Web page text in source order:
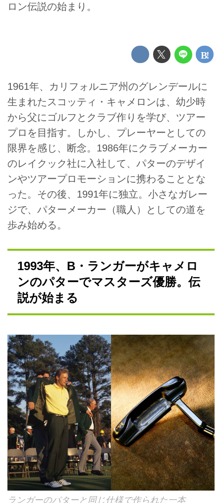
ロン伝説の始まり。
1961年、カリフォルニア州のグレンデールに
生まれたスコッティ・キャメロンは、幼少時
から父にゴルフとクラブ作りを学び、ツアー
プロを目指す。しかし、プレーヤーとしての
限界を感じ、断念。1986年にクラブメーカー
のレイクック社に入社して、パターのデザイ
ンやツアープロモーションに携わることとな
った。その後、1991年に独立。小さなガレー
ジで、パターメーカー（職人）としての道を
歩み始める。
1993年、B・ランガーがキャメロ
ンのパターでマスターズ優勝。伝
説が始まる
ランガーのパターと同じ仕様で作られた一本